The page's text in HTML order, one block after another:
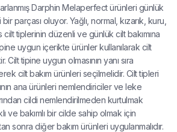
Darphin Melaperfect ürünleri günlük
parçası oluyor. Yağlı, normal, kızarık, kuru,
tiplerinin düzenli ve günlük cilt bakımına
uygun içerikte ürünler kullanılarak cilt
Cilt tipine uygun olmasının yanı sıra
cilt bakım ürünleri seçilmelidir. Cilt tipleri
ana ürünleri nemlendiriciler ve leke
cildi nemlendirilmeden kurtulmak
ve bakımlı bir cilde sahip olmak için
sonra diğer bakım ürünleri uygulanmalıdır.